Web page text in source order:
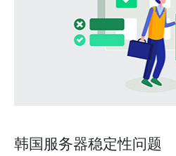
韩国服务器稳定性问题